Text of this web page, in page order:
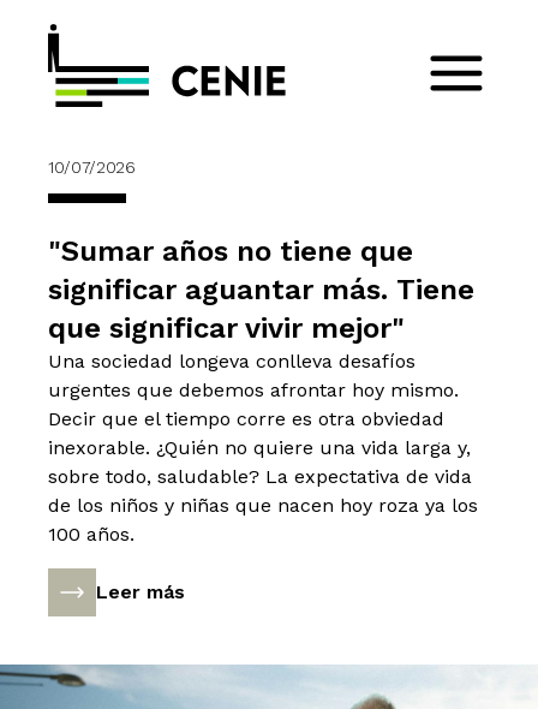
10/07/2026
"Sumar años no tiene que
significar aguantar más. Tiene
que significar vivir mejor"
Una sociedad longeva conlleva desafíos
urgentes que debemos afrontar hoy mismo.
Decir que el tiempo corre es otra obviedad
inexorable. ¿Quién no quiere una vida larga y,
sobre todo, saludable? La expectativa de vida
de los niños y niñas que nacen hoy roza ya los
100 años.
Leer más